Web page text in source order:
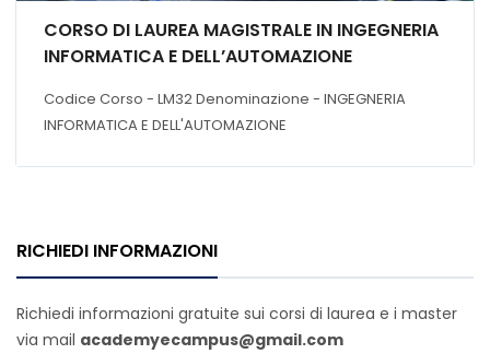
CORSO DI LAUREA MAGISTRALE IN INGEGNERIA
INFORMATICA E DELL’AUTOMAZIONE
Codice Corso - LM32 Denominazione - INGEGNERIA
INFORMATICA E DELL'AUTOMAZIONE
RICHIEDI INFORMAZIONI
Richiedi informazioni gratuite sui corsi di laurea e i master
via mail academyecampus@gmail.com